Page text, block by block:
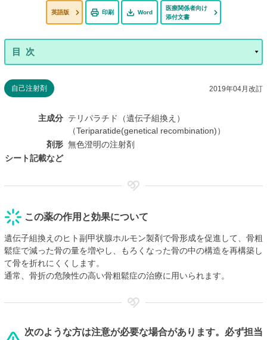
英語版 印刷 Word
医療関係者向け
添付文書
自己注射剤 2019年04月改訂
主成分 テリパラチド（遺伝子組換え）
（Teriparatide(genetical recombination)）
剤形 無色澄明の注射剤
シート記載など
この薬の作用と効果について
遺伝子組換えのヒト副甲状腺ホルモン製剤で骨形成を促進して、骨粗
鬆症で減った骨の量を増やし、もろくなった骨の中の構造を再構築し
て骨を折れにくくします。
通常、骨折の危険性の高い骨粗鬆症の治療に用いられます。
次のような方は注意が必要な場合があります。必ず担当